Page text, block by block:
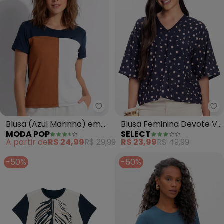
Moda Pop - Blusa (Azul
Blusa (Azul Marinho) em
Malha
MODA POP
A partir deR$ 24,99R$ 29,99
Blusa Feminina Devote V
(Azul)
SELECT
R$ 23,99R$ 49,99
-50%
-50%